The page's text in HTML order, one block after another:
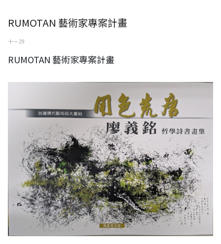
RUMOTAN 藝術家專案計畫
十一 29
RUMOTAN 藝術家專案計畫